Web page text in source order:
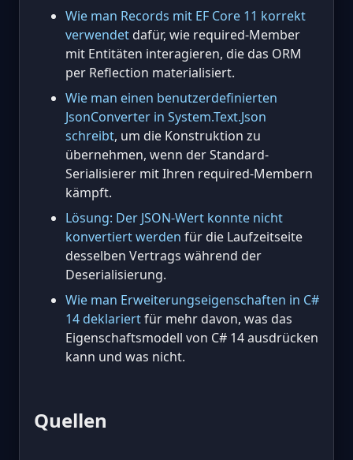
Wie man Records mit EF Core 11 korrekt
verwendet dafür, wie required-Member
mit Entitäten interagieren, die das ORM
per Reflection materialisiert.
Wie man einen benutzerdefinierten
JsonConverter in System.Text.Json
schreibt, um die Konstruktion zu
übernehmen, wenn der Standard-
Serialisierer mit Ihren required-Membern
kämpft.
Lösung: Der JSON-Wert konnte nicht
konvertiert werden für die Laufzeitseite
desselben Vertrags während der
Deserialisierung.
Wie man Erweiterungseigenschaften in C#
14 deklariertfür mehr davon, was das
Eigenschaftsmodell von C# 14 ausdrücken
kann und was nicht.
Quellen